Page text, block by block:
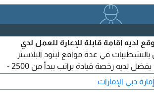
لا تقل عن سنتين في المجال الاداري
اقامة قابلة للإعارة للعمل لدي
في عدة مواقع لبنود البلاستر
والأصباغ والايبوكسي يفضل لديه رخصة قيادة براتب يبدأ من 2500 -
دبي الإمارات